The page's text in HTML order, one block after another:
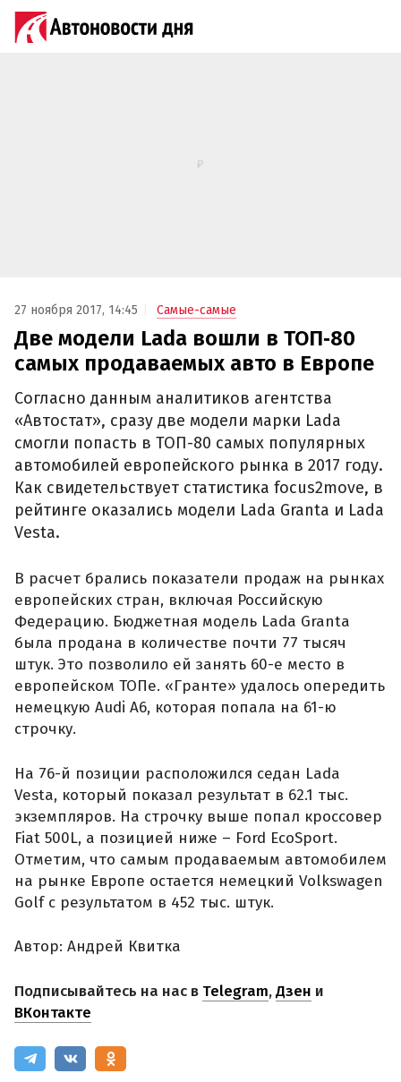
27 ноября 2017, 14:45 Самые-самые
Две модели Lada вошли в ТОП‐80
самых продаваемых авто в Европе
Согласно данным аналитиков агентства
«Автостат», сразу две модели марки Lada
смогли попасть в ТОП-80 самых популярных
автомобилей европейского рынка в 2017 году.
Как свидетельствует статистика focus2move, в
рейтинге оказались модели Lada Granta и Lada
Vesta.
В расчет брались показатели продаж на рынках
европейских стран, включая Российскую
Федерацию. Бюджетная модель Lada Granta
была продана в количестве почти 77 тысяч
штук. Это позволило ей занять 60-е место в
европейском ТОПе. «Гранте» удалось опередить
немецкую Audi A6, которая попала на 61-ю
строчку.
На 76-й позиции расположился седан Lada
Vesta, который показал результат в 62.1 тыс.
экземпляров. На строчку выше попал кроссовер
Fiat 500L, а позицией ниже – Ford EcoSport.
Отметим, что самым продаваемым автомобилем
на рынке Европе остается немецкий Volkswagen
Golf с результатом в 452 тыс. штук.
Автор: Андрей Квитка
Подписывайтесь на нас в Telegram,Дзен и
ВКонтакте